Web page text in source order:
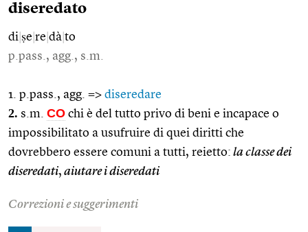
diseredato
di ṣe re dà to
p.pass., agg., s.m.
1. p.pass., agg. => diseredare
2. s.m. CO chi è del tutto privo di beni e incapace o
impossibilitato a usufruire di quei diritti che
dovrebbero essere comuni a tutti, reietto: la classe dei
diseredati, aiutare i diseredati
Correzioni e suggerimenti